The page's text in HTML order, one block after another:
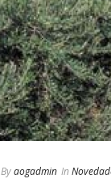
Byaogadmin In